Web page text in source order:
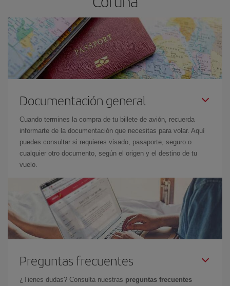
Documentación general
Cuando termines la compra de tu billete de avión, recuerda
informarte de la documentación que necesitas para volar. Aquí
puedes consultar si requieres visado, pasaporte, seguro o
cualquier otro documento, según el origen y el destino de tu
vuelo.
Preguntas frecuentes
¿Tienes dudas? Consulta nuestras preguntas frecuentes